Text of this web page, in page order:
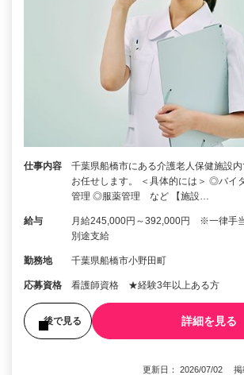
仕事内容
千葉県船橋市にある介護老人保健施設
お任せします。 ＜具体的には＞ ◎バイ
管理 ◎服薬管理 など 【施設…
給与
月給245,000円～392,000円 ※一律
別途支給
勤務地 千葉県船橋市小野田町
応募資格 看護師資格 ★経験3年以上ある方
後で見る 詳細を見る
更新日： 2026/07/02 掲